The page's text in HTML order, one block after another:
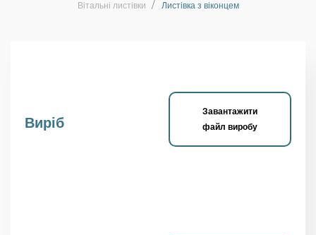
Вітальні листівки
Листівка з віконцем
Виріб
Завантажити
файл виробу